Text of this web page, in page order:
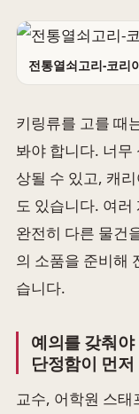
전통열쇠고리-코리
키링류를 고를 때
봐야 합니다. 너무
상될 수 있고, 캐
도 있습니다. 여러
완전히 다른 물건
의 소품을 준비해
습니다.
예의를 갖춰
단정함이 먼
교수, 어학원 스태